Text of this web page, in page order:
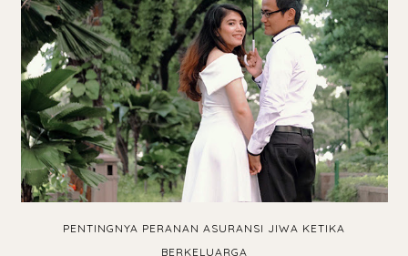
PENTINGNYA PERANAN ASURANSI JIWA KETIKA
BERKELUARGA